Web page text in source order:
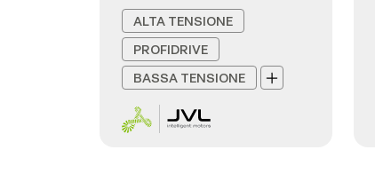
ALTA TENSIONE
PROFIDRIVE
BASSA TENSIONE